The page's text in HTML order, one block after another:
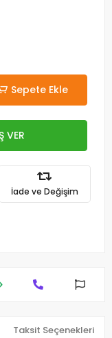
Sepete Ekle
VER
İade ve Değişim
Taksit Seçenekleri